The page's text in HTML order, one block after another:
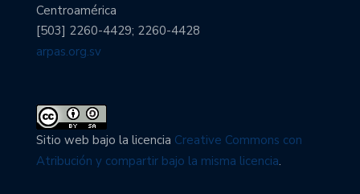
Centroamérica
[503] 2260-4429; 2260-4428
arpas.org.sv
Sitio web bajo la licencia Creative Commons con
Atribución y compartir bajo la misma licencia.